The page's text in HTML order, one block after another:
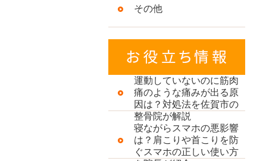
その他
運動していないのに筋肉
痛のような痛みが出る原
因は？対処法を佐賀市の
整骨院が解説
寝ながらスマホの悪影響
は？肩こりや首こりを防
ぐスマホの正しい使い方